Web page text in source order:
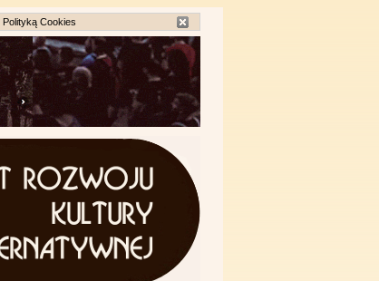
Polityką Cookies